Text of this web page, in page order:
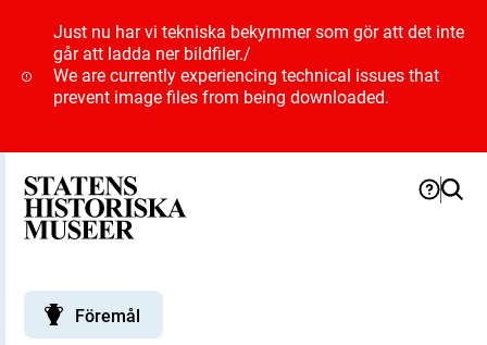
Just nu har vi tekniska bekymmer som gör att det inte
går att ladda ner bildfiler./
We are currently experiencing technical issues that
prevent image files from being downloaded.
Föremål